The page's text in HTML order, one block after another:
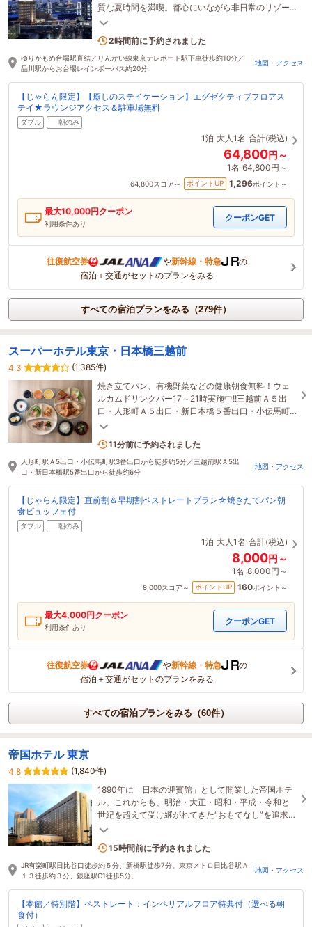
質な夏時間を満喫。都心にいながら非日常のリゾー
トステイをお楽しみください。
8名がこの宿を見ています
2時間前に予約されました
ゆりかもめ台場駅直結／りんかい線東京テレポート駅下車徒歩約10分／
品川駅からお台場レインボーバス約20分
地図・アクセス
【じゃらん限定】【癒しのステイケーション】エグゼクティブフロアス
テイ★ラウンジアクセス＆駐車場無料
ダブル 朝のみ
1泊 大人1名 合計(税込)
64,800円～
1名 64,800円～
64,800スコア～ ポイントUP 1,296ポイント～
最大10,000円クーポン
利用条件あり
クーポンGET
往復航空券 や新幹線・特急
の
宿泊＋交通がセットのプランをみる
すべての宿泊プランをみる（279件）
スーパーホテル東京・日本橋三越前
4.3
(1,385件)
焼き立てパン、有機野菜などの健康朝食無料！ウェ
ルカムドリンクバー17～21時実施中!!三越前Ａ５出
口・人形町Ａ５出口・新日本橋５番出口・小伝馬町
３番出口のいずれの駅から徒歩5～7分の好立地！
5名がこの宿を見ています
11分前に予約されました
人形町駅Ａ5出口・小伝馬町駅3番出口から徒歩約5分／三越前駅Ａ5出
口・新日本橋駅5番出口から徒歩約6分
地図・アクセス
【じゃらん限定】直前割＆早期割ベストレートプラン☆焼きたてパン朝
食ビュッフェ付
ダブル 朝のみ
1泊 大人1名 合計(税込)
8,000円～
1名 8,000円～
8,000スコア～ ポイントUP 160ポイント～
最大4,000円クーポン
利用条件あり
クーポンGET
往復航空券 や新幹線・特急
の
宿泊＋交通がセットのプランをみる
すべての宿泊プランをみる（60件）
帝国ホテル 東京
4.8
(1,840件)
1890年に「日本の迎賓館」として開業した帝国ホテ
ル。これからも、明治・大正・昭和・平成・令和と
世紀を超えて受け継がれてきた“おもてなし”を追求
し、 お客様にご満足いただけるよう努めてまいりま
2名がこの宿を見ています
15時間前に予約されました
JR有楽町駅日比谷口徒歩約５分、新橋駅徒歩7分。東京メトロ日比谷駅Ａ
１３徒歩約３分、銀座駅C1徒歩5分。
地図・アクセス
【本館／特別階】ベストレート：インペリアルフロア特典付（選べる朝
食付）